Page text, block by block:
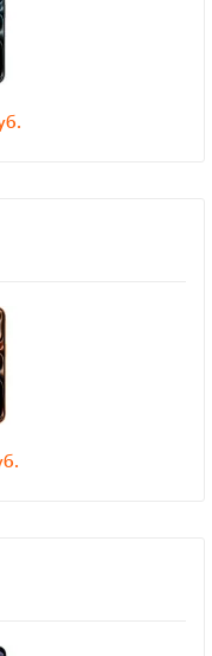
Pro, 16 Pro или
Гц
FPS, троттлинг и
В 2025 году у
Pro (выгоден по
переработкой
осенью).
и стабильный
и честной
максимальный.